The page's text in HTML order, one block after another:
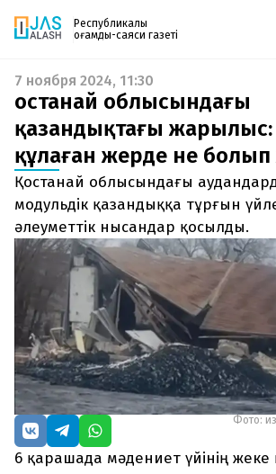
Республикалық
қоғамдық-саяси газеті
Жаңалықтар
Спорт
Live
Руханият
Аймақ
Архив
Заң және тәртіп
Редакциямен байланыс
+7 708 604 51 06
Жарнама бөлімі
+7 701 220 64 52
Пошта
zhasalash100@gmail.com
Газетке жазылу
PDF форматтағы газетті ай сайын
поштаңызға алып отырыңыз. Жаңа
шыққан сәтте сізге бірден жіберіледі.
енгізіңіз, біз қалғанын өзіміз жібереміз.
7 ноября 2024, 11:30
Қостанай облысындағы
қазандықтағы жарылыс:
құлаған жерде не
Қостанай облысындағы
модульдік қазандыққа тұрғын
әлеуметтік нысандар қосылды.
Фото:
6 қарашада мәдениет үйінің